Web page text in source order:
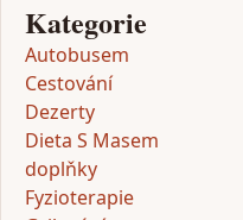
Kategorie
Autobusem
Cestování
Dezerty
Dieta S Masem
doplňky
Fyzioterapie